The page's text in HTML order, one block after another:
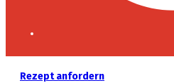
Rezept anfordern